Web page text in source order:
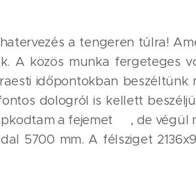
a tengeren túlra!
A közös munka fergeteges
időpontokban
dologról is kellett
a fejemet 😂, de végül
5700 mm. A félsziget